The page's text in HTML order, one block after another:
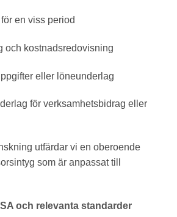
en viss period
och kostnadsredovisning
eller löneunderlag
för verksamhetsbidrag eller
utfärdar vi en oberoende
som är anpassat till
och relevanta standarder